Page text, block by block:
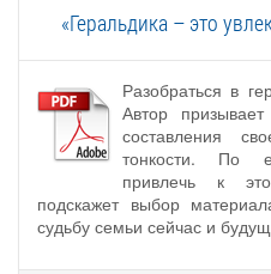
«Геральдика – это
Разобраться в
Автор
составления
тонкости. По
привлечь к
подскажет выбор
судьбу семьи сейчас и